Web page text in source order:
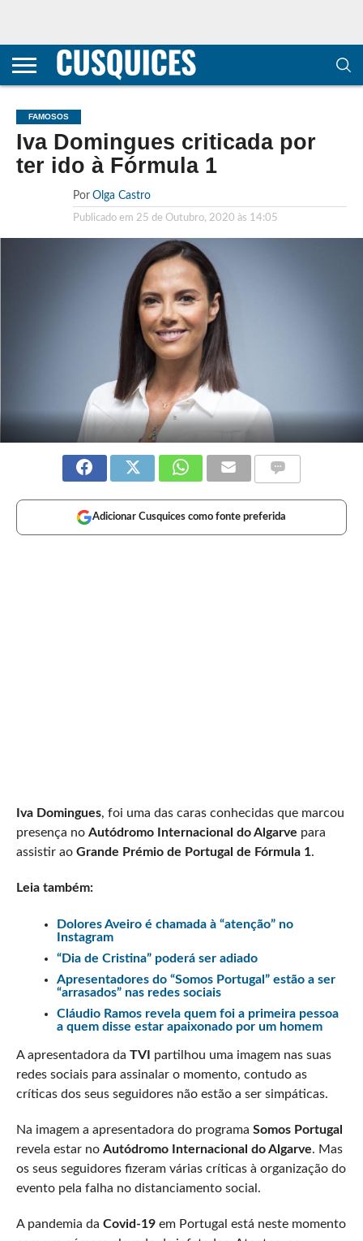
CONTACTOS
HOME
POLÍTICA DE
E COOKIES
SOBRE
TERMOS E
TRANSPARÊNCIA
METODOLOGIA
FAMOSOS
Iva Domingues criticada por
ter ido à Fórmula 1
Por Olga Castro
Publicado em 25 de Outubro, 2020 às 14:05
Adicionar Cusquices como fonte preferida
Iva Domingues, foi uma das caras conhecidas que marcou
presença no Autódromo Internacional do Algarve para
assistir ao Grande Prémio de Portugal de Fórmula 1.
Leia também:
Dolores Aveiro é chamada à “atenção” no
Instagram
“Dia de Cristina” poderá ser adiado
Apresentadores do “Somos Portugal” estão a ser
“arrasados” nas redes sociais
Cláudio Ramos revela quem foi a primeira pessoa
a quem disse estar apaixonado por um homem
A apresentadora da TVI
partilhou uma imagem nas suas
redes sociais para assinalar o momento, contudo as
críticas dos seus seguidores não estão a ser simpáticas.
Na imagem a apresentadora do programa Somos Portugal
revela estar no Autódromo Internacional do Algarve. Mas
os seus seguidores fizeram várias críticas à organização do
evento pela falha no distanciamento social.
A pandemia da Covid-19em Portugal está neste momento